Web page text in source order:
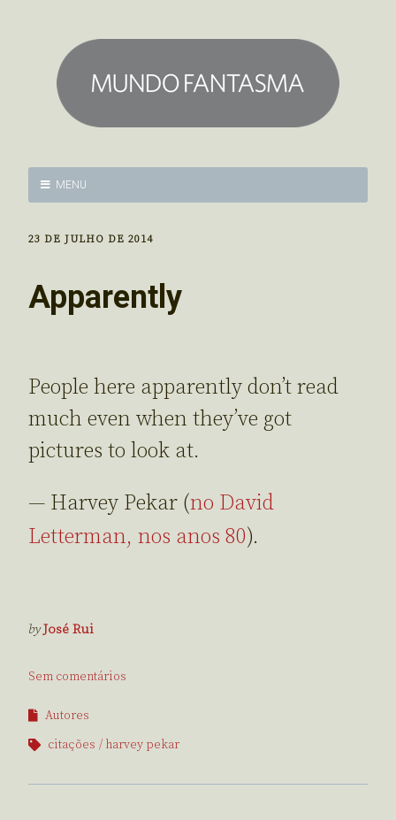
MENU
23 DE JULHO DE 2014
Apparently
People here apparently don’t read
much even when they’ve got
pictures to look at.
— Harvey Pekar (no David
Letterman, nos anos 80).
byJosé Rui
Sem comentários
Autores
citações
harvey pekar